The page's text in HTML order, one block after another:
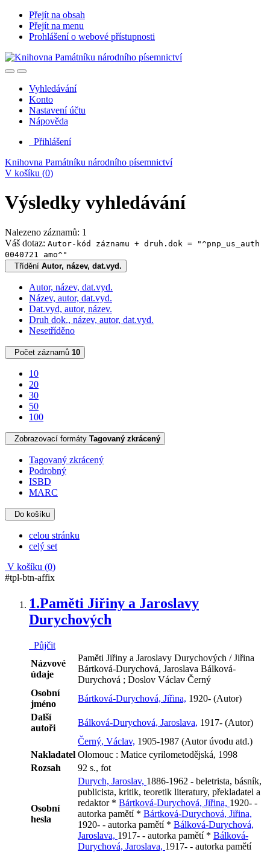
Přejít na obsah
Přejít na menu
Prohlášení o webové přístupnosti
Vyhledávání
Konto
Nastavení účtu
Nápověda
Přihlášení
Knihovna Památníku národního písemnictví
V košíku (0)
Výsledky vyhledávání
Nalezeno záznamů: 1
Váš dotaz: Autor-kód záznamu + druh.dok = "^pnp_us_auth
0040721 amo^"
Třídění Autor, název, dat.vyd.
Autor, název, dat.vyd.
Název, autor, dat.vyd.
Dat.vyd, autor, název.
Druh dok., název, autor, dat.vyd.
Nesetříděno
Počet záznamů 10
10
20
30
50
100
Zobrazovací formáty Tagovaný zkrácený
Tagovaný zkrácený
Podrobný
ISBD
MARC
Do košíku
celou stránku
celý set
V košíku (0)
#tpl-btn-affix
1.Paměti Jiřiny a Jaroslavy
Durychových
Půjčit
Názvové
údaje
Paměti Jiřiny a Jaroslavy Durychových / Jiřina
Bártková-Durychová, Jaroslava Bálková-
Durychová ; Doslov Václav Černý
Osobní
jméno
Bártková-Durychová, Jiřina, 1920- (Autor)
Další
autoři
Bálková-Durychová, Jaroslava, 1917- (Autor)
Černý, Václav, 1905-1987 (Autor úvodu atd.)
Nakladatel Olomouc : Matice cyrilometodějská, 1998
Rozsah
92 s., fot
Osobní
hesla
Durych, Jaroslav, 1886-1962 - beletrista, básník,
publicista, kritik, teoretik literatury, překladatel a
redaktor * Bártková-Durychová, Jiřina, 1920- -
autorka pamětí * Bártková-Durychová, Jiřina,
1920- - autorka pamětí * Bálková-Durychová,
Jaroslava, 1917- - autorka pamětí * Bálková-
Durychová, Jaroslava, 1917- - autorka pamětí